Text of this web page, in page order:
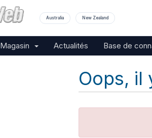
Australia New Zealand
Magasin Actualités Base de
Oops, il